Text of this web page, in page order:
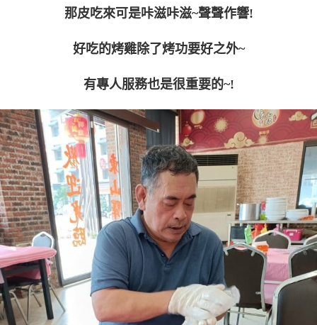
那皮吃來可是咔滋咔滋~聲聲作響!
好吃的烤雞除了烤功要好之外~
有專人服務也是很重要的~!